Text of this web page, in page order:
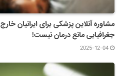
مشاوره آنلاین پزشکی برای ایرانیان
جغرافیایی مانع درمان نیست!
2025-12-04